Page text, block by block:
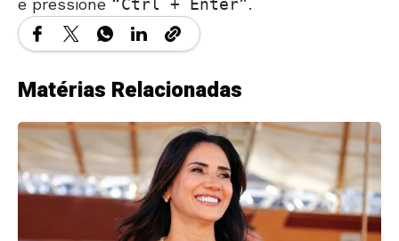
e pressione Ctrl + Enter .
Matérias Relacionadas